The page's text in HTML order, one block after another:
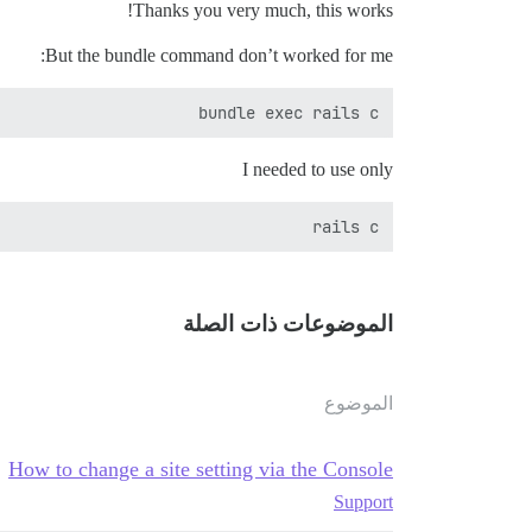
Thanks you very much, this works!
But the bundle command don’t worked for me:
bundle exec rails c
I needed to use only
rails c
الموضوعات ذات الصلة
الموضوع
How to change a site setting via the Console
Support